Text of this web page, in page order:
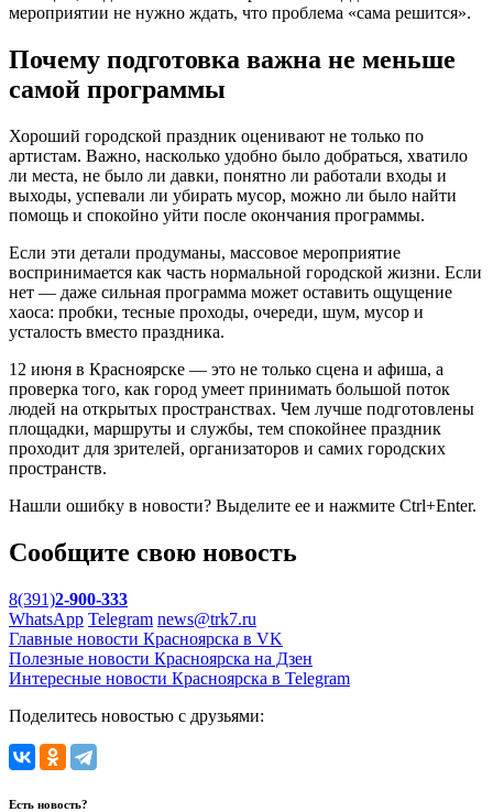
мероприятии не нужно ждать, что проблема «сама решится».
Почему подготовка важна не меньше
самой программы
Хороший городской праздник оценивают не только по
артистам. Важно, насколько удобно было добраться, хватило
ли места, не было ли давки, понятно ли работали входы и
выходы, успевали ли убирать мусор, можно ли было найти
помощь и спокойно уйти после окончания программы.
Если эти детали продуманы, массовое мероприятие
воспринимается как часть нормальной городской жизни. Если
нет — даже сильная программа может оставить ощущение
хаоса: пробки, тесные проходы, очереди, шум, мусор и
усталость вместо праздника.
12 июня в Красноярске — это не только сцена и афиша, а
проверка того, как город умеет принимать большой поток
людей на открытых пространствах. Чем лучше подготовлены
площадки, маршруты и службы, тем спокойнее праздник
проходит для зрителей, организаторов и самих городских
пространств.
Нашли ошибку в новости? Выделите ее и нажмите Ctrl+Enter.
Сообщите свою новость
8(391)2-900-333
WhatsApp Telegram news@trk7.ru
Главные новости Красноярска в VK
Полезные новости Красноярска на Дзен
Интересные новости Красноярска в Telegram
Поделитесь новостью с друзьями:
Есть новость?